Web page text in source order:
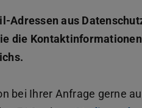
Adressen aus
die
bei Ihrer Anfrage gerne